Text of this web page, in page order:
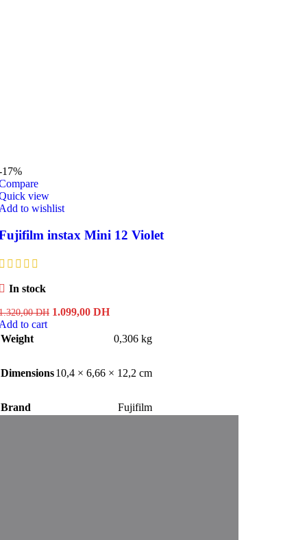
17%
view
to wishlist
instax Mini 12 Violet
In stock
DH Original
1.099,00 DHCurrent
is:
1.099,00 DH.
to cart
Weight
0,306 kg
Dimensions10,4 × 6,66 × 12,2 cm
Brand Fujifilm